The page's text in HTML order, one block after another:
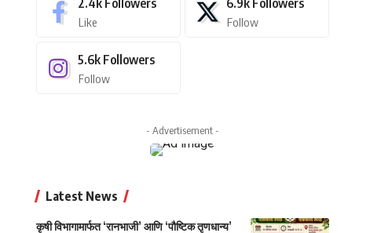
2.4k Followers
Like
6.9k Followers
Follow
5.6k Followers
Follow
- Advertisement -
Latest News
कृषी विभागामार्फत ‘रानभाजी’ आणि ‘पौष्टिक तृणधान्य’